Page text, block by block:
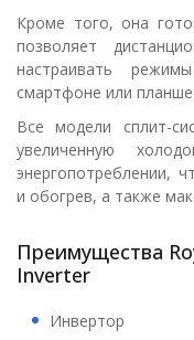
Кроме того, она
позволяет
настраивать
смартфоне или
Все модели сплит-
увеличенную
энергопотреблении,
и обогрев, а также
Преимущества
Inverter
Инвертор